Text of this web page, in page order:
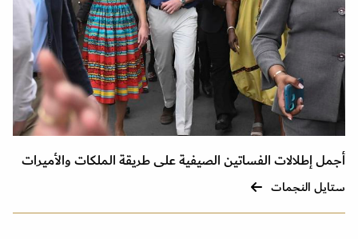
أجمل إطلالات الفساتين الصيفية على طريقة الملكات والأميرات
ستايل النجمات